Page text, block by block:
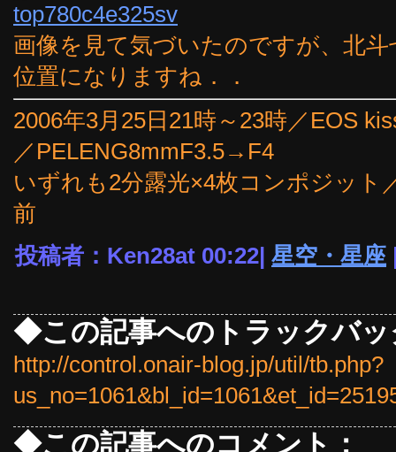
画像を見て気づいたのですが、北
位置になりますね．．
2006年3月25日21時～23時／EOS
／PELENG8mmF3.5→F4
いずれも2分露光×4枚コンポジット
前
投稿者：Ken28at 00:22| 星空・星座
◆この記事へのトラックバッ
http://control.onair-blog.jp/util/tb.php?
◆この記事へのコメント：